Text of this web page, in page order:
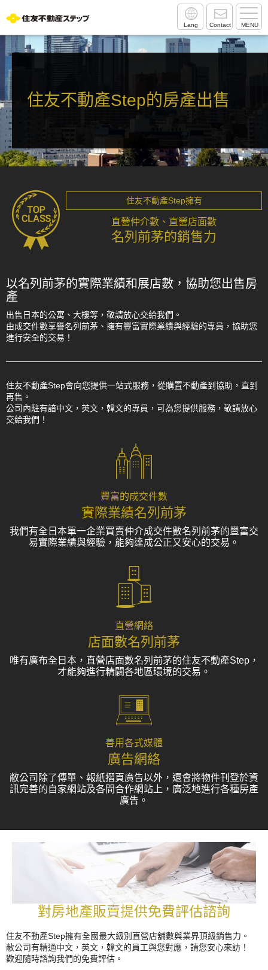
Lang Contact MENU
住友不動產Step的房產出售
住友不動產Step擁有
直營仲介數、直營店面數
名列前茅的銷售力
以名列前茅的實際業績和展店數，協助您出售房
產
出售日本的公寓、大樓等，敬請放心交給我們。
由成交件數享譽名列前茅、擁有豐富實際業績與經驗的專員，協助您
進行安全的交易！
住友不動產Step會向您提供一站式服務，從購置不動產到協助，直到
再售。
公司內駐有諳中文，英文，韓文的專員，可為您提供服務，敬請放心
交給我們！
豐富的成交件數
實際業績名列前茅
我們有全日本單一企業買賣仲介成交件數名列前茅的豐富交
易實際業績與經驗，能夠達成公正又安心的交易。
直營網絡
店面數名列前茅
唯有廣布全日本，直營店面數名列前茅的住友不動產Step，
才能夠進行精闢各地區環境的交易。
善用各式媒體
廣告網絡
敝公司除了傳單、報紙摺頁廣告以外，還會將物件刊登於資
訊完善的自家網站及各間合作網站上，廣泛地進行各種房產
廣告。
對房地產販賣提供免費評估諮詢
住友不動產Step擁有全國最大級別直營店舖數與業界頂級銷售力。
敝公司有精通中文，英文，韓文的員工與您對應，請您安心來訪！
歡迎隨時諮詢我們的免費評估。